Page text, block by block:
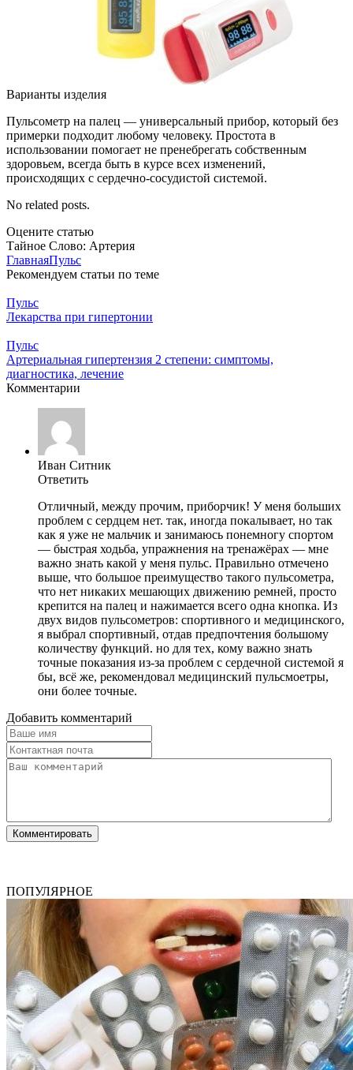
Варианты изделия
Пульсометр на палец — универсальный прибор, который без
примерки подходит любому человеку. Простота в
использовании помогает не пренебрегать собственным
здоровьем, всегда быть в курсе всех изменений,
происходящих с сердечно-сосудистой системой.
No related posts.
Оцените статью
Тайное Слово: Артерия
ГлавнаяПульс
Рекомендуем статьи по теме
Пульс
Лекарства при гипертонии
Пульс
Артериальная гипертензия 2 степени: симптомы,
диагностика, лечение
Комментарии
Иван Ситник
Ответить
Отличный, между прочим, приборчик! У меня больших
проблем с сердцем нет. так, иногда покалывает, но так
как я уже не мальчик и занимаюсь понемногу спортом
— быстрая ходьба, упражнения на тренажёрах — мне
важно знать какой у меня пульс. Правильно отмечено
выше, что большое преимущество такого пульсометра,
что нет никаких мешающих движению ремней, просто
крепится на палец и нажимается всего одна кнопка. Из
двух видов пульсометров: спортивного и медицинского,
я выбрал спортивный, отдав предпочтения большому
количеству функций. но для тех, кому важно знать
точные показания из-за проблем с сердечной системой я
бы, всё же, рекомендовал медицинский пульсмоетры,
они более точные.
Добавить комментарий
ПОПУЛЯРНОЕ